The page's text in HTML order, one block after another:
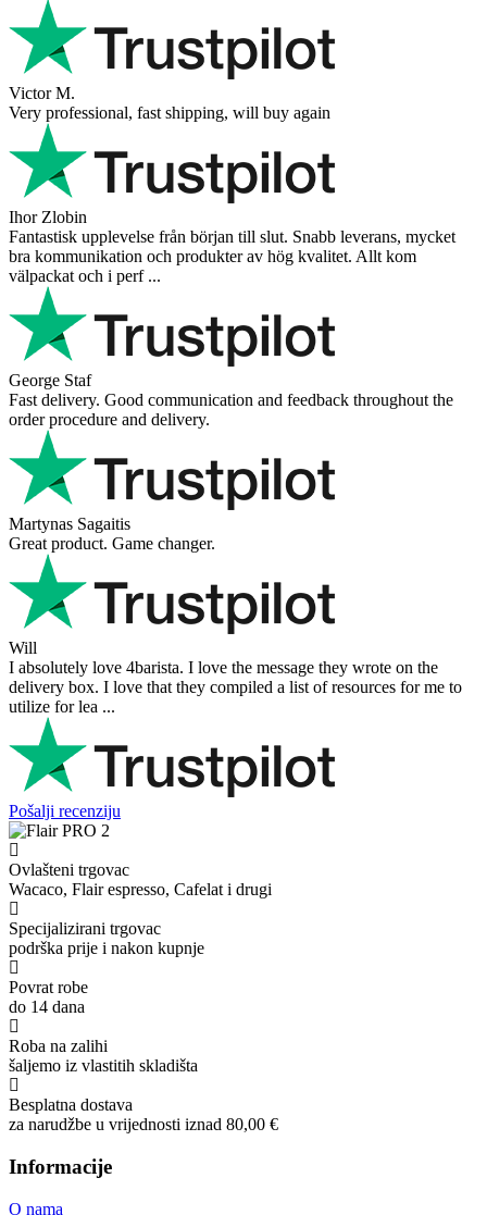
Victor M.
Very professional, fast shipping, will buy again
Ihor Zlobin
Fantastisk upplevelse från början till slut. Snabb leverans, mycket
bra kommunikation och produkter av hög kvalitet. Allt kom
välpackat och i perf ...
George Staf
Fast delivery. Good communication and feedback throughout the
order procedure and delivery.
Martynas Sagaitis
Great product. Game changer.
Will
I absolutely love 4barista. I love the message they wrote on the
delivery box. I love that they compiled a list of resources for me to
utilize for lea ...
Pošalji recenziju
Ovlašteni trgovac
Wacaco, Flair espresso, Cafelat i drugi
Specijalizirani trgovac
podrška prije i nakon kupnje
Povrat robe
do 14 dana
Roba na zalihi
šaljemo iz vlastitih skladišta
Besplatna dostava
za narudžbe u vrijednosti iznad 80,00 €
Informacije
O nama